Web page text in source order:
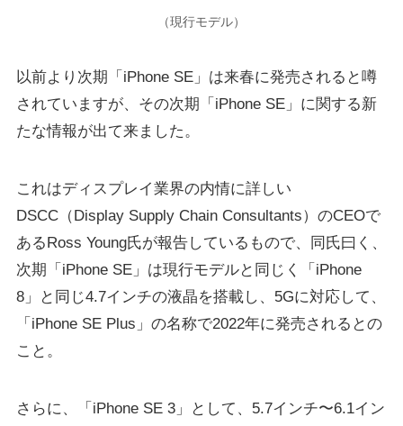
（現行モデル）
以前より次期「iPhone SE」は来春に発売されると噂
されていますが、その次期「iPhone SE」に関する新
たな情報が出て来ました。
これはディスプレイ業界の内情に詳しい
DSCC（Display Supply Chain Consultants）のCEOで
あるRoss Young氏が報告しているもので、同氏曰く、
次期「iPhone SE」は現行モデルと同じく「iPhone
8」と同じ4.7インチの液晶を搭載し、5Gに対応して、
「iPhone SE Plus」の名称で2022年に発売されるとの
こと。
さらに、「iPhone SE 3」として、5.7インチ〜6.1イン